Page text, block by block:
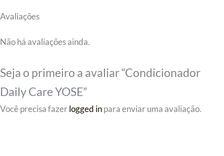
Avaliações
Não há avaliações ainda.
Seja o primeiro a avaliar “Condicionador
Daily Care YOSE”
Você precisa fazerlogged inpara enviar uma avaliação.